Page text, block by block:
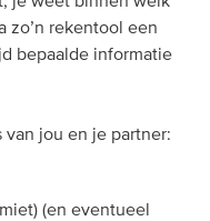
zo’n rekentool een
bepaalde informatie
van jou en je partner:
(en eventueel